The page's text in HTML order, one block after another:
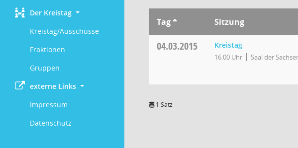
Der Kreistag
Kreistag/Ausschüsse
Fraktionen
Gruppen
externe Links
Impressum
Datenschutz
Tag Sitzung
04.03.2015 Kreistag
16:00 Uhr Saal der
1 Satz